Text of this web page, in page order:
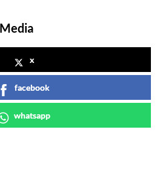
x
facebook
whatsapp